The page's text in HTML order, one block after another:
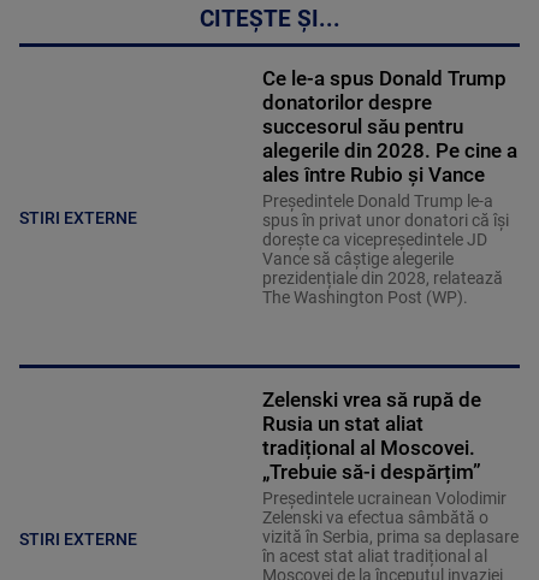
CITEȘTE ȘI...
STIRI EXTERNE
Ce le-a spus Donald Trump
donatorilor despre
succesorul său pentru
alegerile din 2028. Pe cine a
ales între Rubio și Vance
Președintele Donald Trump le-a
spus în privat unor donatori că își
dorește ca vicepreședintele JD
Vance să câștige alegerile
prezidențiale din 2028, relatează
The Washington Post (WP).
STIRI EXTERNE
Zelenski vrea să rupă de
Rusia un stat aliat
tradițional al Moscovei.
„Trebuie să-i despărțim”
Președintele ucrainean Volodimir
Zelenski va efectua sâmbătă o
vizită în Serbia, prima sa deplasare
în acest stat aliat tradițional al
Moscovei de la începutul invaziei